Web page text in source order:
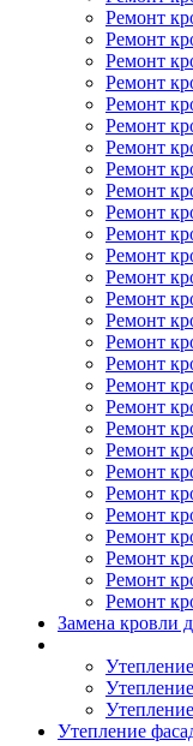
Ремонт
Ремонт
Ремонт
Ремонт
Ремонт
Ремонт
Ремонт
Ремонт
Ремонт
Ремонт
Ремонт
Ремонт
Ремонт
Ремонт
Ремонт
Ремонт
Ремонт
Ремонт
Ремонт
Ремонт
Ремонт
Ремонт
Ремонт
Ремонт
Ремонт
Ремонт
Ремонт
Ремонт
Замена кровли
Утепление